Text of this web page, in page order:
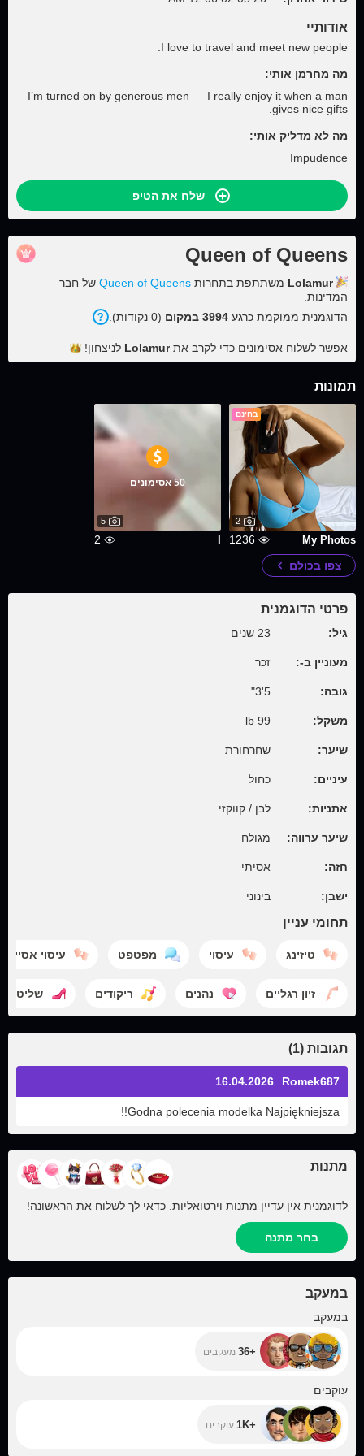
אודותיי
I love to travel and meet new people.
מה מחרמן אותי:
I’m turned on by generous men — I really enjoy it when a man
gives nice gifts.
מה לא מדליק אותי:
Impudence
שלח את הטיפ
Queen of Queens
Lolamur משתתפת בתחרות Queen of Queens של חבר
המדינות.
הדוגמנית ממוקמת כרגע 3994 במקום (0 נקודות).
אפשר לשלוח אסימונים כדי לקרב את Lolamur לניצחון!
תמונות
בחינם
2
My Photos
1236
50 אסימונים
5
2
צפו בכולם
פרטי הדוגמנית
גיל: 23 שנים
מעוניין ב-: זכר
גובה: 5'3"
משקל: 99 lb
שיער: שחרחורת
עיניים: כחול
אתניות: לבן / קווקזי
שיער ערווה: מגולח
חזה: אסיתי
ישבן: בינוני
תחומי עניין
טיזינג עיסוי מפטפט עיסוי אסייתי
זיון רגליים נהנים ריקודים שליטה
תגובות (1)
Romek687
16.04.2026
Godna polecenia modelka Najpiękniejsza!!
מתנות
לדוגמנית אין עדיין מתנות וירטואליות. כדאי לך לשלוח את הראשונה!
בחר מתנה
במעקב
במעקב
+36 מעקבים
עוקבים
+1K עוקבים